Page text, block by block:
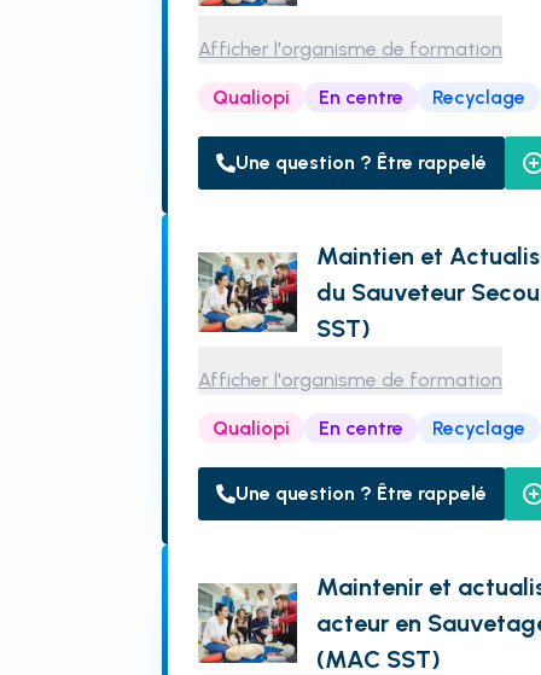
Afficher l'organisme de formation
Qualiopi En centre Recyclage
Une question ? Être rappelé
Maintien et
du Sauveteur
SST)
Afficher l'organisme de formation
Qualiopi En centre Recyclage
Une question ? Être rappelé
Maintenir et
acteur en
(MAC SST)